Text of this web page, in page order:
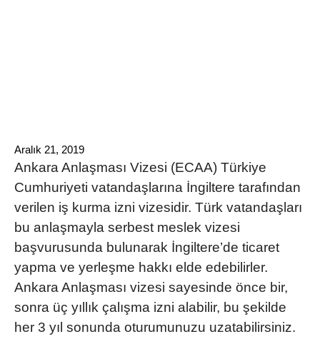
Aralık 21, 2019
Ankara Anlaşması Vizesi (ECAA) Türkiye
Cumhuriyeti vatandaşlarına İngiltere tarafından
verilen iş kurma izni vizesidir. Türk vatandaşları
bu anlaşmayla serbest meslek vizesi
başvurusunda bulunarak İngiltere’de ticaret
yapma ve yerleşme hakkı elde edebilirler.
Ankara Anlaşması vizesi sayesinde önce bir,
sonra üç yıllık çalışma izni alabilir, bu şekilde
her 3 yıl sonunda oturumunuzu uzatabilirsiniz.